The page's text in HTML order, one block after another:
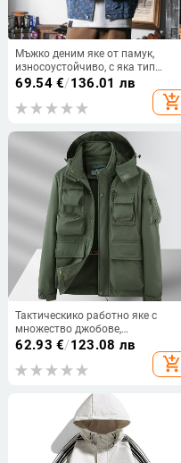
Мъжко деним яке от памук,
износоустойчиво, с яка тип
лафел, еднобардна закопчалка,
69.54€/136.01 лв
add_shopping_cart
Тактическико работно яке с
множество джобове,
водоустойчиво, дишащо,
ветроустойчиво, качулка, цип и
62.93 €/123.08 лв
add_shopping_cart